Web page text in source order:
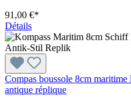
91,00 €*
Détails
Compas boussole 8cm
antique réplique